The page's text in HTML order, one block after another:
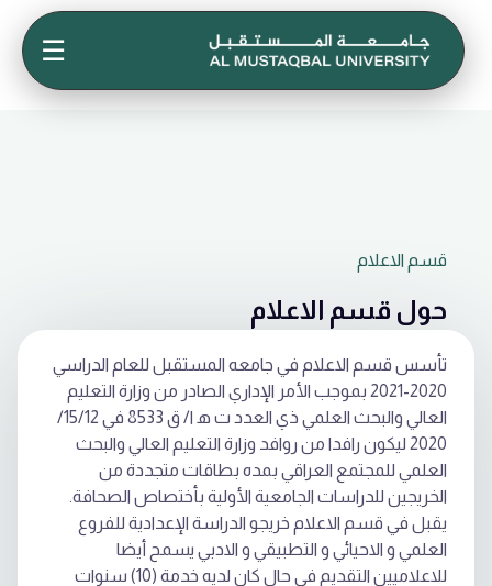
☰
قسم الاعلام
حول قسم الاعلام
تأسس قسم الاعلام في جامعه المستقبل للعام الدراسي
2020-2021 بموجب الأمر الإداري الصادر من وزارة التعليم
العالي والبحث العلمي ذي العدد ت ﻫ ا/ ق 8533 في 15/12/
2020 ليكون رافدا من روافد وزارة التعليم العالي والبحث
العلمي للمجتمع العراقي بمده بطاقات متجددة من
الخريجين للدراسات الجامعية الأولية بأختصاص الصحافة.
يقبل في قسم الاعلام خريجو الدراسة الإعدادية للفروع
العلمي و الاحيائي و التطبيقي و الادبي يسمح أيضا
للاعلاميين التقديم في حال كان لديه خدمة (10) سنوات